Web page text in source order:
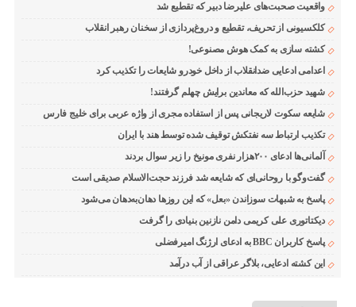
واقعیت صحبت‌های علیرضا دبیر که تقطیع شد
کلکسیونی از تحریف، تقطیع و دروغ‌پردازی از سخنان رهبر انقلاب
کشته سازی به کمک هوش مصنوعی!
اعدامی ادعایی ضدانقلاب از داخل خودرو شایعات را تکذیب کرد
شهید حزب‌الله که معاندین برایش چهلم گرفتند!
شایعه سکوت لاریجانی پس از استفاده مجری از واژه عربی برای خلیج فارس
تکذیب ارتباط سه نفتکش توقیف شده توسط هند با ایران
آلمانی‌ها ادعای ۲۰۰هزار نفری مونیخ را زیر سوال بردند
گفت‌وگو با روحانی‌ای که شایعه شد فرزند حجت‌الاسلام صدیقی است
پاسخ به شبهات سوزاندن «بعل» که این روزها دهان‌به‌دهان می‌شود
دیکتاتوری علی کریمی دامن نازنین بنیادی را گرفت
پاسخ کاربران BBC به ادعای ارژنگ امیرفضلی
این کشته ادعایی، بلاگر عراقی از آب درآمد